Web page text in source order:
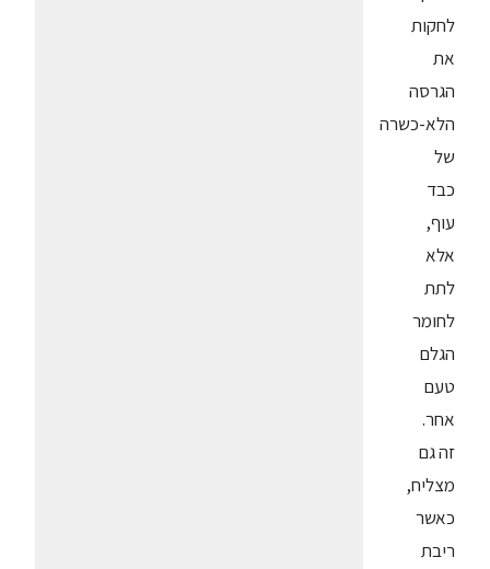
לחקות
את
הגרסה
הלא-כשרה
של
כבד
עוף,
אלא
לתת
לחומר
הגלם
טעם
אחר.
זה גם
מצליח,
כאשר
ריבת